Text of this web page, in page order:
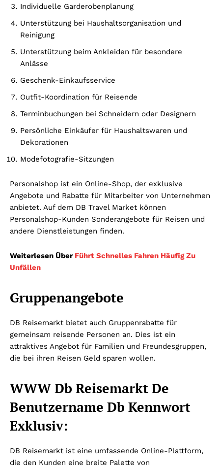
Individuelle Garderobenplanung
Unterstützung bei Haushaltsorganisation und
Reinigung
Unterstützung beim Ankleiden für besondere
Anlässe
Geschenk-Einkaufsservice
Outfit-Koordination für Reisende
Terminbuchungen bei Schneidern oder Designern
Persönliche Einkäufer für Haushaltswaren und
Dekorationen
Modefotografie-Sitzungen
Personalshop ist ein Online-Shop, der exklusive
Angebote und Rabatte für Mitarbeiter von Unternehmen
anbietet. Auf dem DB Travel Market können
Personalshop-Kunden Sonderangebote für Reisen und
andere Dienstleistungen finden.
Weiterlesen Über Führt Schnelles Fahren Häufig Zu
Unfällen
Gruppenangebote
DB Reisemarkt bietet auch Gruppenrabatte für
gemeinsam reisende Personen an. Dies ist ein
attraktives Angebot für Familien und Freundesgruppen,
die bei ihren Reisen Geld sparen wollen.
WWW Db Reisemarkt De
Benutzername Db Kennwort
Exklusiv:
DB Reisemarkt ist eine umfassende Online-Plattform,
die den Kunden eine breite Palette von